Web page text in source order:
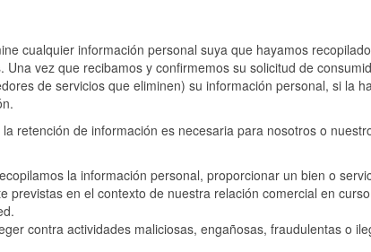
cualquier información personal suya que hayamos
vez que recibamos y confirmemos su solicitud de
de servicios que eliminen) su información personal, si la
retención de información es necesaria para nosotros o
la información personal, proporcionar un bien o
previstas en el contexto de nuestra relación comercial en
contra actividades maliciosas, engañosas, fraudulentas o